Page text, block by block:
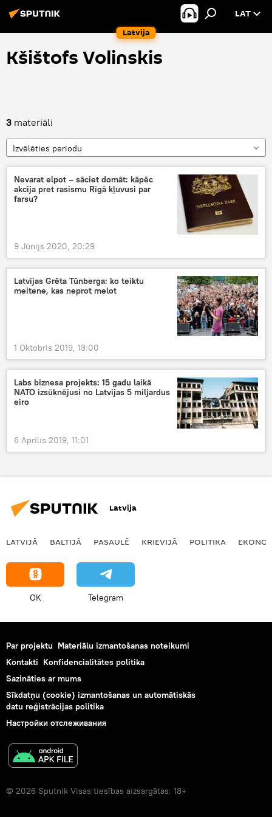
Latvija
LAT
Kšištofs Volinskis
3 materiāli
Izvēlēties periodu
Nevarat elpot – sāciet domāt: kāpēc
akcija pret rasismu Rīgā kļuvusi par
farsu?
9 Jūnijs 2020, 20:29
Latvijas Grēta Tūnberga: ko teiktu
meitene, kas neprot melot
1 Oktobris 2019, 13:00
Labs biznesa projekts: 15 gadu laikā
NATO izsūknējusi no Latvijas 5 miljardus
eiro
6 Aprīlis 2019, 11:01
Latvija
LATVIJĀ BALTIJĀ PASAULĒ KRIEVIJĀ POLITIKA
OK Telegram
Par projektu Materiālu izmantošanas noteikumi
Kontakti Konfidencialitātes politika
Sazināties ar mums
Sīkdatņu (cookie) izmantošanas un automātiskās
datu reģistrācijas politika
Настройки отслеживания
© 2026 Sputnik Visas tiesības aizsargātas. 18+